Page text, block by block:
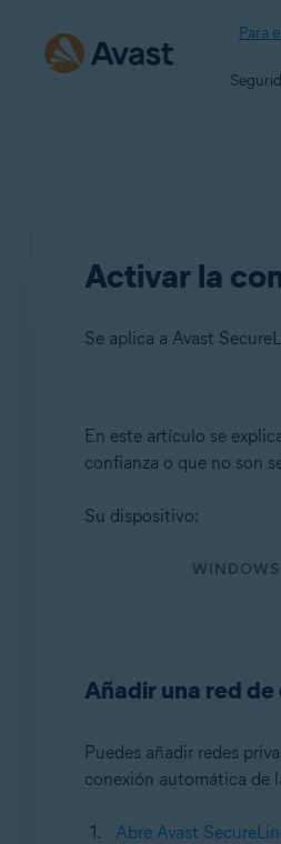
Para
Activar la
Se aplica a Avast
Productos:
Avast SecureLine VPN
Sistemas operativos:
En este artículo se
confianza o que no son
Su dispositivo:
WINDOWS
Añadir una red
Puedes añadir redes
conexión automática de
Abre Avast